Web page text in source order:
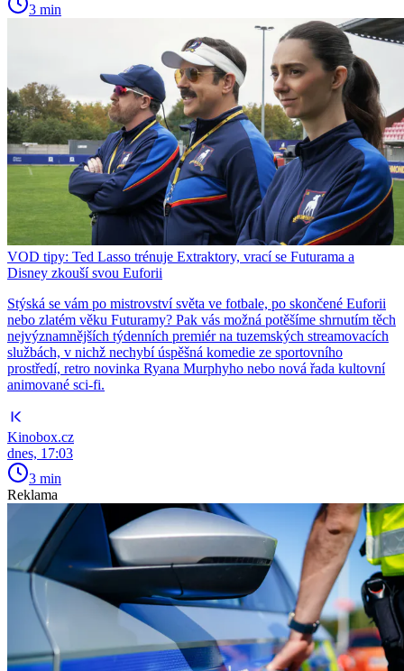
3 min
VOD tipy: Ted Lasso trénuje Extraktory, vrací se Futurama a
Disney zkouší svou Euforii
Stýská se vám po mistrovství světa ve fotbale, po skončené Euforii
nebo zlatém věku Futuramy? Pak vás možná potěšíme shrnutím těch
nejvýznamnějších týdenních premiér na tuzemských streamovacích
službách, v nichž nechybí úspěšná komedie ze sportovního
prostředí, retro novinka Ryana Murphyho nebo nová řada kultovní
animované sci-fi.
Kinobox.cz
dnes, 17:03
3 min
Reklama